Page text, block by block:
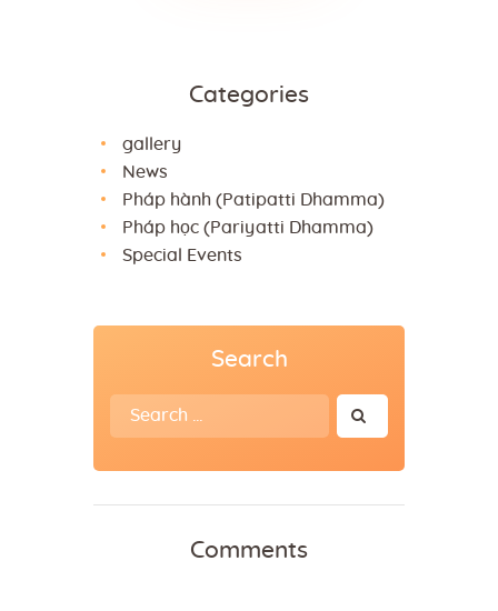
Categories
gallery
News
Pháp hành (Patipatti Dhamma)
Pháp học (Pariyatti Dhamma)
Special Events
Search
Search
for:
Comments